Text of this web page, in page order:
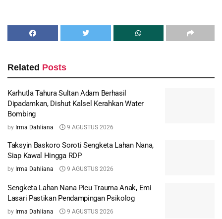
Related Posts
Karhutla Tahura Sultan Adam Berhasil
Dipadamkan, Dishut Kalsel Kerahkan Water
Bombing
by Irma Dahliana 9 AGUSTUS 2026
Taksyin Baskoro Soroti Sengketa Lahan Nana,
Siap Kawal Hingga RDP
by Irma Dahliana 9 AGUSTUS 2026
Sengketa Lahan Nana Picu Trauma Anak, Emi
Lasari Pastikan Pendampingan Psikolog
by Irma Dahliana 9 AGUSTUS 2026